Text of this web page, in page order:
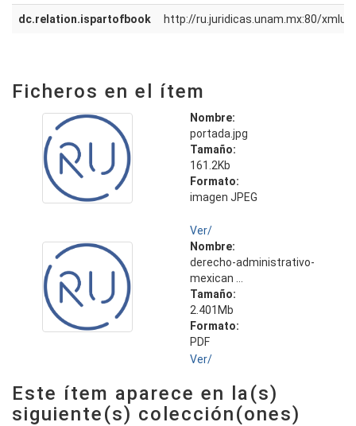
dc.relation.ispartofbook http://ru.juridicas.unam.mx:80/
Ficheros en el ítem
Nombre:
portada.jpg
Tamaño:
161.2Kb
Formato:
imagen JPEG
Ver/
Nombre:
derecho-administrativo-
mexican ...
Tamaño:
2.401Mb
Formato:
PDF
Ver/
Este ítem aparece en la(s)
siguiente(s) colección(ones)